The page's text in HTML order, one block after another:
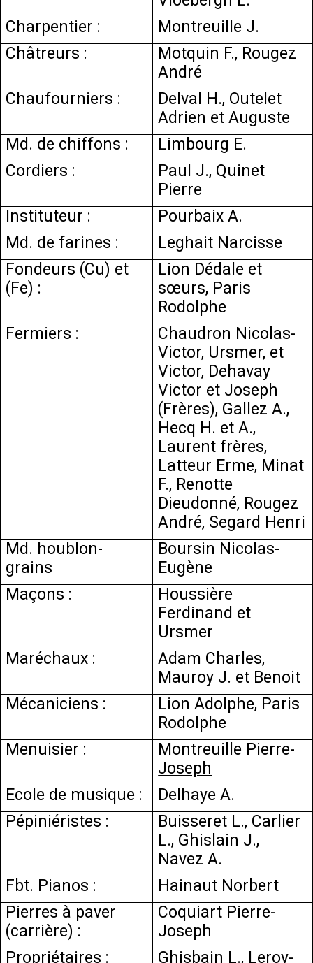
Charpentier :
Montreuille J.
Châtreurs :
Motquin F., Rougez
André
Chaufourniers :
Delval H., Outelet
Adrien et Auguste
Md. de chiffons :
Limbourg E.
Cordiers :
Paul J., Quinet
Pierre
Instituteur :
Pourbaix A.
Md. de farines :
Leghait Narcisse
Fondeurs (Cu) et
(Fe) :
Lion Dédale et
sœurs, Paris
Rodolphe
Fermiers :
Chaudron Nicolas-
Victor, Ursmer, et
Victor, Dehavay
Victor et Joseph
(Frères), Gallez A.,
Hecq H. et A.,
Laurent frères,
Latteur Erme, Minat
F., Renotte
Dieudonné, Rougez
André, Segard Henri
Md. houblon-
grains
Boursin Nicolas-
Eugène
Maçons :
Houssière
Ferdinand et
Ursmer
Maréchaux :
Adam Charles,
Mauroy J. et Benoit
Mécaniciens :
Lion Adolphe, Paris
Rodolphe
Menuisier :
Montreuille Pierre-
Joseph
Ecole de musique :
Delhaye A.
Pépiniéristes :
Buisseret L., Carlier
L., Ghislain J.,
Navez A.
Fbt. Pianos :
Hainaut Norbert
Pierres à paver
(carrière) :
Coquiart Pierre-
Joseph
Propriétaires :
Ghisbain L., Leroy-